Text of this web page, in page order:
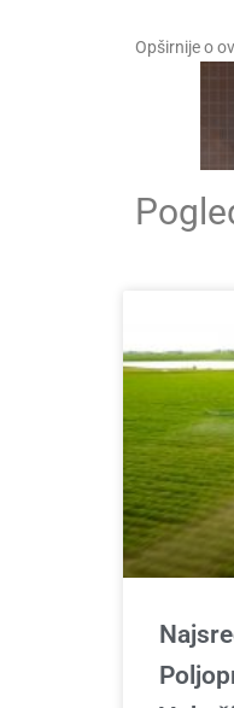
Opširnije o